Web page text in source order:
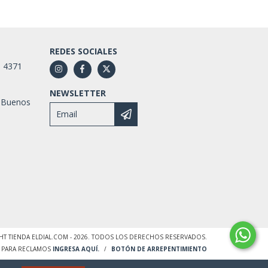
REDES SOCIALES
NEWSLETTER
TIENDA ELDIAL.COM - 2026. TODOS LOS DERECHOS RESERVADOS.
RECLAMOS INGRESA AQUÍ. / BOTÓN DE ARREPENTIMIENTO